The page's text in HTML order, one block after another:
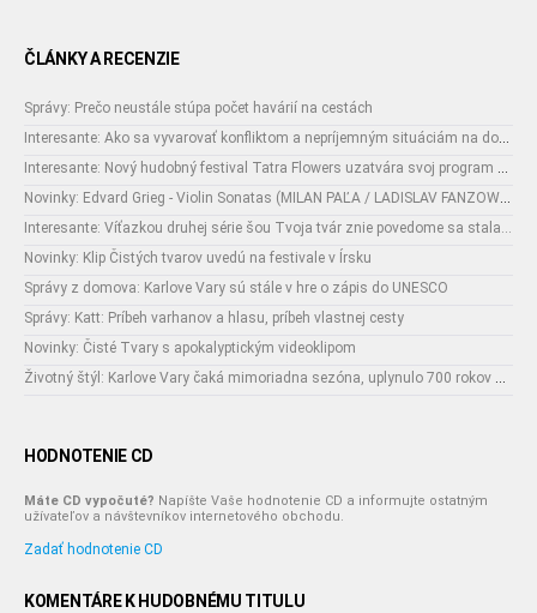
ČLÁNKY A RECENZIE
Správy: Prečo neustále stúpa počet havárií na cestách
Interesante: Ako sa vyvarovať konfliktom a nepríjemným situáciám na dovolenke
Interesante: Nový hudobný festival Tatra Flowers uzatvára svoj program naozajstnou špecialitou:
Novinky: Edvard Grieg - Violin Sonatas (MILAN PAĽA / LADISLAV FANZOWITZ)
Interesante: Víťazkou druhej série šou Tvoja tvár znie povedome sa stala...
Novinky: Klip Čistých tvarov uvedú na festivale v Írsku
Správy z domova: Karlove Vary sú stále v hre o zápis do UNESCO
Správy: Katt: Príbeh varhanov a hlasu, príbeh vlastnej cesty
Novinky: Čisté Tvary s apokalyptickým videoklipom
Životný štýl: Karlove Vary čaká mimoriadna sezóna, uplynulo 700 rokov od narodenia ich zakladateľa
HODNOTENIE CD
Máte CD vypočuté? Napíšte Vaše hodnotenie CD a informujte ostatným
užívateľov a návštevníkov internetového obchodu.
Zadať hodnotenie CD
KOMENTÁRE K HUDOBNÉMU TITULU